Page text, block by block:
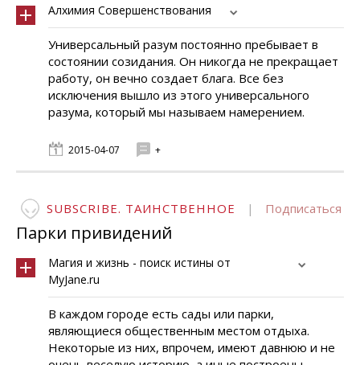
Алхимия Совершенствования
Универсальный разум постоянно пребывает в
состоянии созидания. Он никогда не прекращает
работу, он вечно создает блага. Все без
исключения вышло из этого универсального
разума, который мы называем намерением.
2015-04-07 +
SUBSCRIBE. ТАИНСТВЕННОЕ | Подписаться
Парки привидений
Магия и жизнь - поиск истины от
MyJane.ru
В каждом городе есть сады или парки,
являющиеся общественным местом отдыха.
Некоторые из них, впрочем, имеют давнюю и не